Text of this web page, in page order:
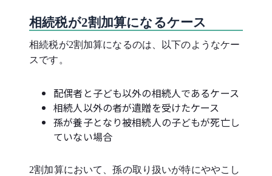
相続税が2割加算になるケース
相続税が2割加算になるのは、以下のようなケー
スです。
配偶者と子ども以外の相続人であるケース
相続人以外の者が遺贈を受けたケース
孫が養子となり被相続人の子どもが死亡し
ていない場合
2割加算において、孫の取り扱いが特にややこし